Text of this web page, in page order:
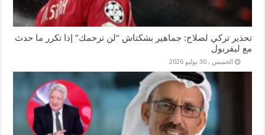
تحذير تركي لصلاح: جماهير بشكتاش “لن ترحمك” إذا تكرر ما حدث
مع ليفربول
الخميس , 30 يوليو 2026